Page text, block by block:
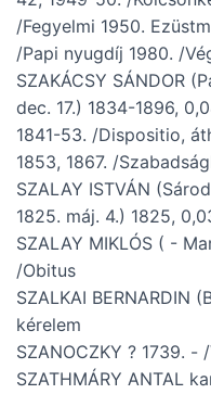
/Fegyelmi 1950.
/Papi nyugdíj 1980. /
SZAKÁCSY SÁNDOR
dec. 17.) 1834-1896,
1841-53. /Dispositio,
1853, 1867. /
SZALAY ISTVÁN
1825. máj. 4.) 1825,
SZALAY MIKLÓS ( -
/Obitus
SZALKAI BERNARDIN
kérelem
SZANOCZKY ? 1739. -
SZATHMÁRY ANTAL